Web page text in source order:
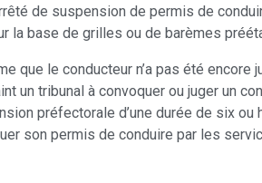
de suspension de permis de
la base de grilles ou de barèmes
que le conducteur n’a pas été
un tribunal à convoquer ou juger un
préfectorale d’une durée de six
son permis de conduire par les